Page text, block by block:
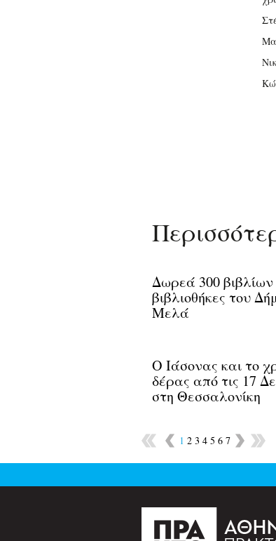
Δωρεά 300 βιβλίων
βιβλιοθήκες του
Μελά
O Ιάσονας και το
δέρας από τις 17
στη Θεσσαλονίκη
1 2 3 4 5 6 7